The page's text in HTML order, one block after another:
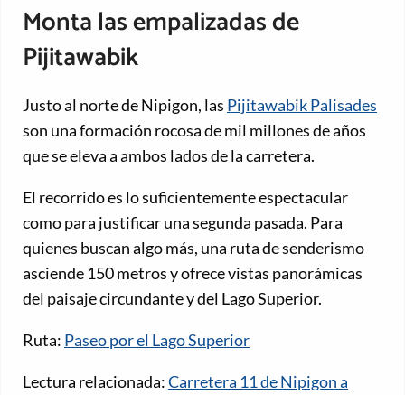
Monta las empalizadas de
Pijitawabik
Justo al norte de Nipigon, las Pijitawabik Palisades
son una formación rocosa de mil millones de años
que se eleva a ambos lados de la carretera.
El recorrido es lo suficientemente espectacular
como para justificar una segunda pasada. Para
quienes buscan algo más, una ruta de senderismo
asciende 150 metros y ofrece vistas panorámicas
del paisaje circundante y del Lago Superior.
Ruta: Paseo por el Lago Superior
Lectura relacionada:Carretera 11 de Nipigon a